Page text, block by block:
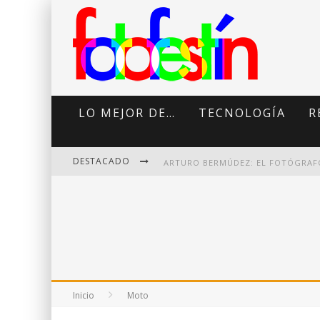
LO MEJOR DE… TECNOLOGÍA
DESTACADO
DI MARTINI: FOTOGRAFÍA
Inicio Moto